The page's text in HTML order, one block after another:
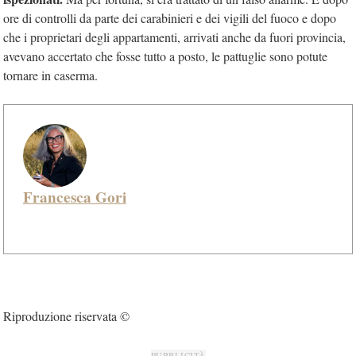
ore di controlli da parte dei carabinieri e dei vigili del fuoco e dopo
che i proprietari degli appartamenti, arrivati anche da fuori provincia,
avevano accertato che fosse tutto a posto, le pattuglie sono potute
tornare in caserma.
Francesca Gori
Riproduzione riservata ©